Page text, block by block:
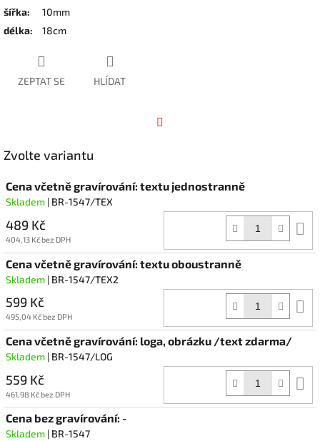
šířka:
10mm
délka: 18cm
ZEPTAT SE HLÍDAT
Zvolte variantu
Cena včetně gravírování: textu jednostranně
Skladem | BR-1547/TEX
489 Kč
404,13 Kč bez DPH
Cena včetně gravírování: textu oboustranně
Skladem | BR-1547/TEX2
599 Kč
495,04 Kč bez DPH
Cena včetně gravírování: loga, obrázku /text zdarma/
Skladem | BR-1547/LOG
559 Kč
461,98 Kč bez DPH
Cena bez gravírování: -
Skladem | BR-1547